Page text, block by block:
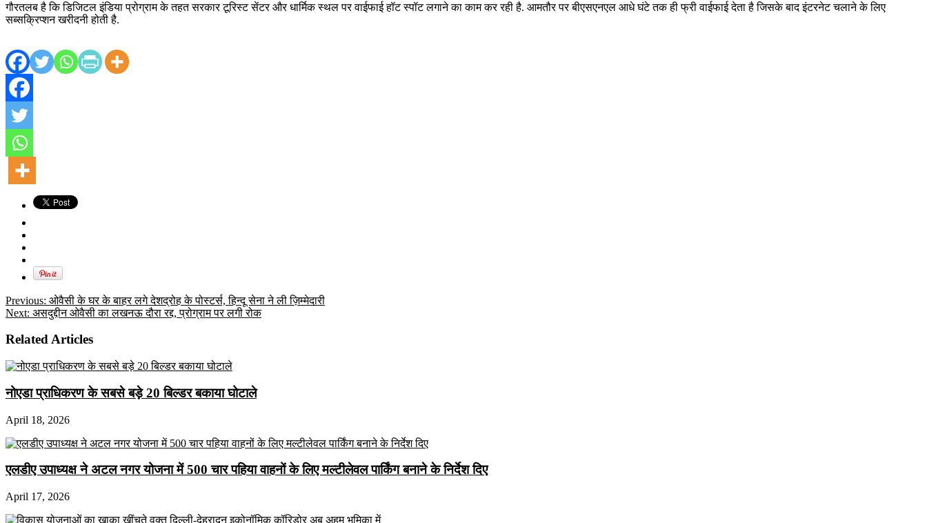
गौरतलब है कि डिजिटल इंडिया प्रोग्राम के तहत सरकार टूरिस्ट सेंटर और धार्मिक स्थल पर वाईफाई हॉट स्पॉट लगाने का काम कर रही है. आमतौर पर बीएसएनएल आधे घंटे तक ही फ्री वाईफाई देता है जिसके बाद इंटरनेट चलाने के लिए
सब्सक्रिप्शन खरीदनी होती है.
Previous: ओवैसी के घर के बाहर लगे देशद्रोह के पोस्टर्स, हिन्दू सेना ने ली ज़िम्मेदारी
Next: असदुद्दीन ओवैसी का लखनऊ दौरा रद्द, प्रोग्राम पर लगी रोक
Related Articles
नोएडा प्राधिकरण के सबसे बड़े 20 बिल्डर बकाया घोटाले
April 18, 2026
एलडीए उपाध्यक्ष ने अटल नगर योजना में 500 चार पहिया वाहनों के लिए मल्टीलेवल पार्किंग बनाने के निर्देश दिए
April 17, 2026